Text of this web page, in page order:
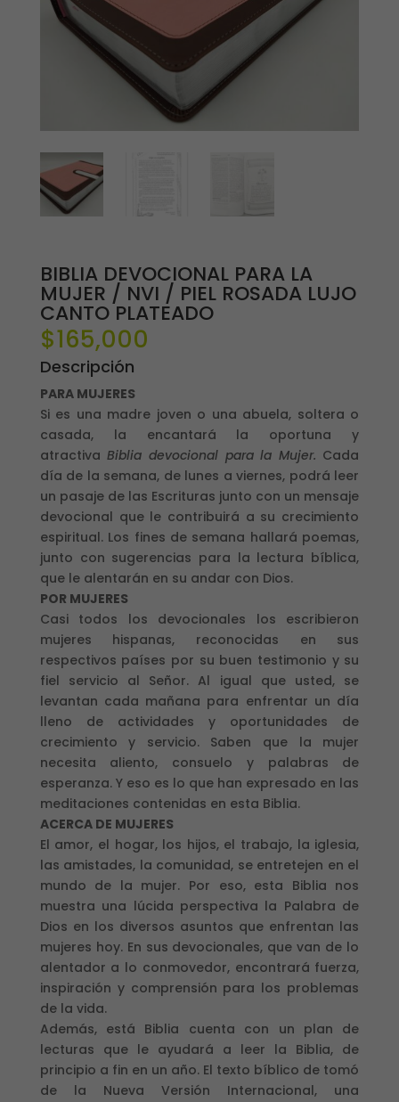
BIBLIA DEVOCIONAL PARA LA
MUJER / NVI / PIEL ROSADA LUJO
CANTO PLATEADO
$165,000
Descripción
PARA MUJERES
Si es una madre joven o una abuela, soltera o
casada, la encantará la oportuna y
atractivaBiblia devocional para la Mujer. Cada
día de la semana, de lunes a viernes, podrá leer
un pasaje de las Escrituras junto con un mensaje
devocional que le contribuirá a su crecimiento
espiritual. Los fines de semana hallará poemas,
junto con sugerencias para la lectura bíblica,
que le alentarán en su andar con Dios.
POR MUJERES
Casi todos los devocionales los escribieron
mujeres hispanas, reconocidas en sus
respectivos países por su buen testimonio y su
fiel servicio al Señor. Al igual que usted, se
levantan cada mañana para enfrentar un día
lleno de actividades y oportunidades de
crecimiento y servicio. Saben que la mujer
necesita aliento, consuelo y palabras de
esperanza. Y eso es lo que han expresado en las
meditaciones contenidas en esta Biblia.
ACERCA DE MUJERES
El amor, el hogar, los hijos, el trabajo, la iglesia,
las amistades, la comunidad, se entretejen en el
mundo de la mujer. Por eso, esta Biblia nos
muestra una lúcida perspectiva la Palabra de
Dios en los diversos asuntos que enfrentan las
mujeres hoy. En sus devocionales, que van de lo
alentador a lo conmovedor, encontrará fuerza,
inspiración y comprensión para los problemas
de la vida.
Además, está Biblia cuenta con un plan de
lecturas que le ayudará a leer la Biblia, de
principio a fin en un año. El texto bíblico de tomó
de la Nueva Versión Internacional, una